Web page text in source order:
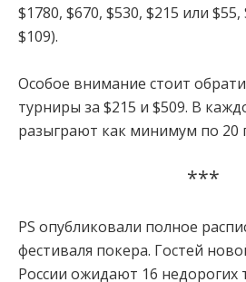
$1780, $670, $530, $215 или
$109).
Особое внимание стоит
турниры за $215 и $509. В
разыграют как минимум по 20
***
PS опубликовали полное
фестиваля покера. Гостей
России ожидают 16 недорогих